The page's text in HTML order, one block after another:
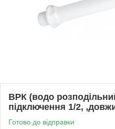
ВРК (водо
підключення 1/2,
Готово до відправки